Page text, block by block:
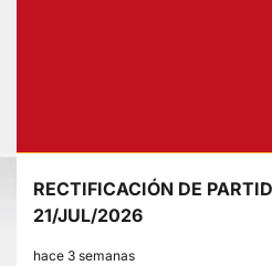
RECTIFICACIÓN DE
21/JUL/2026
hace 3 semanas